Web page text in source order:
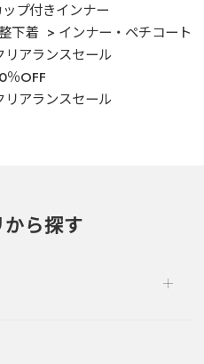
プ付きインナー
下着
インナー・ペチコート
リアランスセール
％OFF
リアランスセール
ら探す